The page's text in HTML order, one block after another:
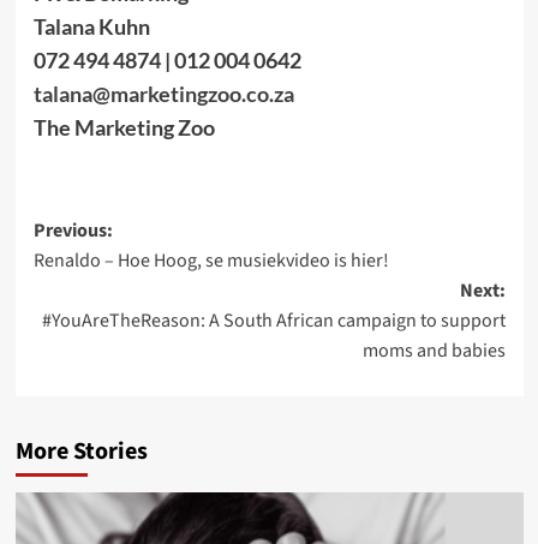
Talana Kuhn
072 494 4874 | 012 004 0642
talana@marketingzoo.co.za
The Marketing Zoo
Post
navigation
Previous:
Renaldo – Hoe Hoog, se musiekvideo is hier!
Next:
#YouAreTheReason: A South African campaign to support
moms and babies
More Stories